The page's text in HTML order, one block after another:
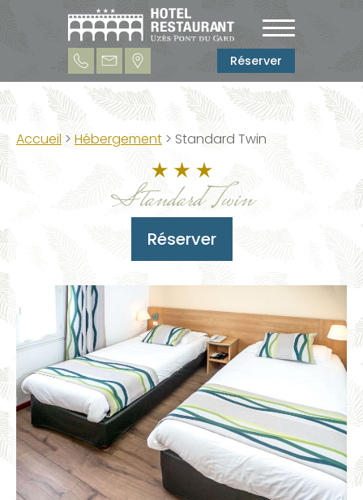
Réserver
Accueil > Hébergement > Standard Twin
Standard Twin
Réserver